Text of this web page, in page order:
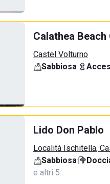
Calathea Beach
Castel Volturno
Sabbiosa·
Lido Don Pablo
Località Ischitella,
Sabbiosa·
e altri 5…